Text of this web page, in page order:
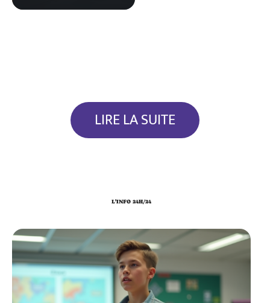
LIRE LA SUITE
L'INFO 24H/24